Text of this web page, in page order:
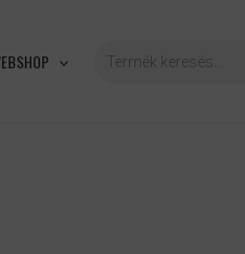
SEARCH